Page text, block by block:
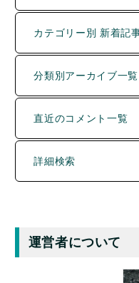
分類別アーカイブ一覧
直近のコメント一覧
詳細検索
運営者について